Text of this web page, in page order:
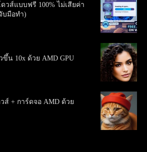
วส์แบบฟรี 100% ไม่เสียค่า
บมือทำ)
ขึ้น 10x ด้วย AMD GPU
ส์ + การ์ดจอ AMD ด้วย